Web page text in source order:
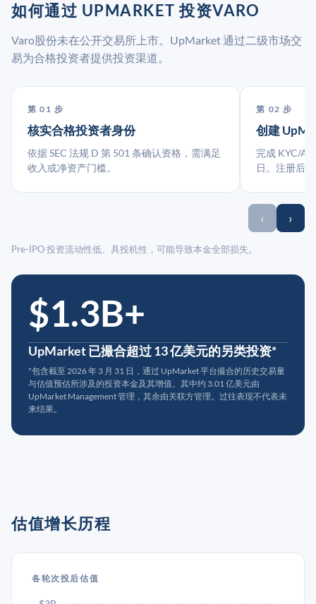
如何通过 UPMARKET 投资VARO
Varo股份未在公开交易所上市。UpMarket 通过二级市场交
易为合格投资者提供投资渠道。
第 01 步
核实合格投资者身份
依据 SEC 法规 D 第 501 条确认资格，需满足
收入或净资产门槛。
第 02 步
创建
完成 KYC/
日。注册后
‹ ›
Pre-IPO 投资流动性低、具投机性，可能导致本金全部损失。
$1.3B+
UpMarket 已撮合超过 13 亿美元的另类投资*
*包含截至 2026 年 3 月 31 日，通过 UpMarket 平台撮合的历史交易量
与估值预估所涉及的投资本金及其增值。其中约 3.01 亿美元由
UpMarket Management 管理，其余由关联方管理。过往表现不代表未
来结果。
估值增长历程
各轮次投后估值